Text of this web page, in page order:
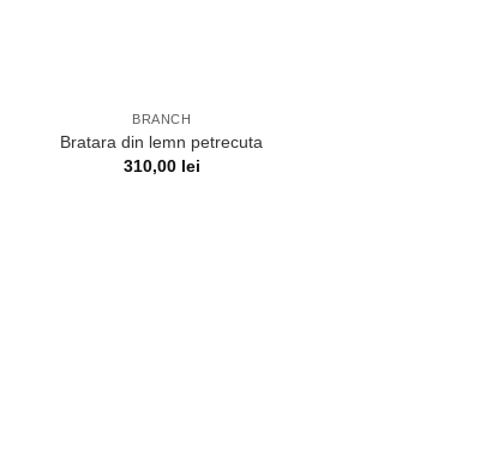
BRANCH
Bratara din lemn petrecuta
310,00 lei